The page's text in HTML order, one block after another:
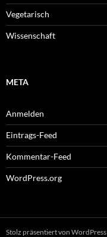
Vegetarisch
Wissenschaft
META
Anmelden
Eintrags-Feed
Kommentar-Feed
WordPress.org
Stolz präsentiert von WordPress